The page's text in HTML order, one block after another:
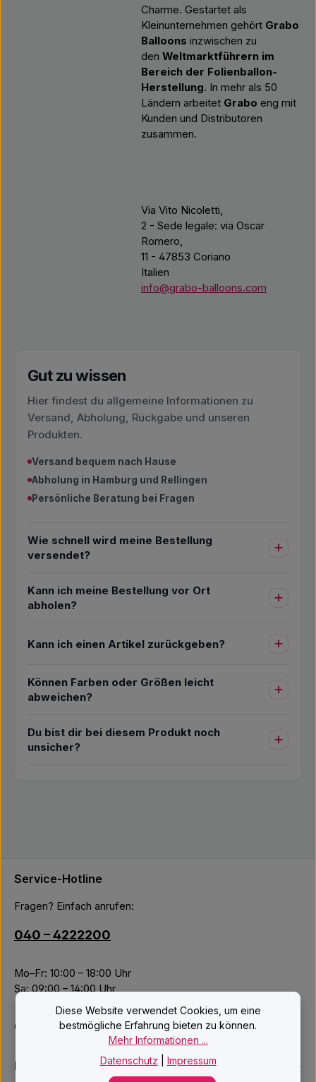
Charme. Gestartet als
Kleinunternehmen gehört Grabo
Balloons inzwischen zu
den Weltmarktführern im
Bereich der Folienballon-
Herstellung. In mehr als 50
Ländern arbeitet Grabo eng mit
Kunden und Distributoren
zusammen.
Via Vito Nicoletti,
2 - Sede legale: via Oscar
Romero,
11 - 47853 Coriano
Italien
info@grabo-balloons.com
Gut zu wissen
Hier findest du allgemeine Informationen zu
Versand, Abholung, Rückgabe und unseren
Produkten.
Versand bequem nach Hause
Abholung in Hamburg und Rellingen
Persönliche Beratung bei Fragen
Wie schnell wird meine Bestellung
versendet?
Kann ich meine Bestellung vor Ort
abholen?
Kann ich einen Artikel zurückgeben?
Können Farben oder Größen leicht
abweichen?
Du bist dir bei diesem Produkt noch
unsicher?
Service-Hotline
Fragen? Einfach anrufen:
040 – 4222200
Mo–Fr: 10:00 – 18:00 Uhr
Sa: 09:00 – 14:00 Uhr
Oder über unserKontaktformular .
Informationen
Diese Website verwendet Cookies, um eine
bestmögliche Erfahrung bieten zu können.
Mehr Informationen ...
Datenschutz
Impressum